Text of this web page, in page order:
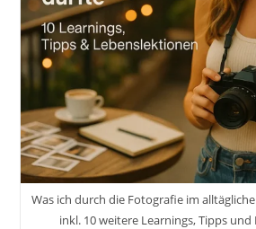
Was ich durch die Fotografie im
inkl. 10 weitere Learnings, Tipps